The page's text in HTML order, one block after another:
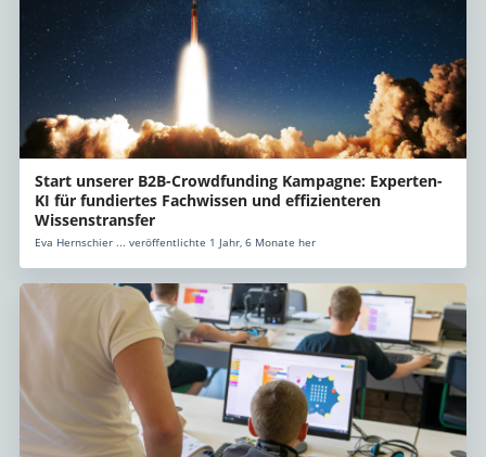
Start unserer B2B-Crowdfunding Kampagne: Experten-
KI für fundiertes Fachwissen und effizienteren
Wissenstransfer
Eva Hernschier ... veröffentlichte 1 Jahr, 6 Monate her